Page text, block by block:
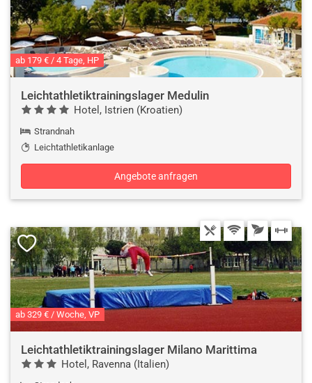
ab 179 € / 4 Tage, HP
Leichtathletiktrainingslager Medulin
Hotel, Istrien (Kroatien)
Strandnah
Leichtathletikanlage
Angebote anfragen
ab 329 € / Woche, VP
Leichtathletiktrainingslager Milano Marittima
Hotel, Ravenna (Italien)